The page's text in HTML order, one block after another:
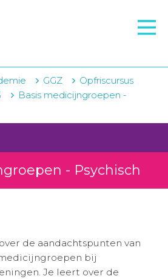
GGZ
Opfriscursus
Basis medicijngroepen -
- Psychisch
de aandachtspunten van
bij
Je leert over de